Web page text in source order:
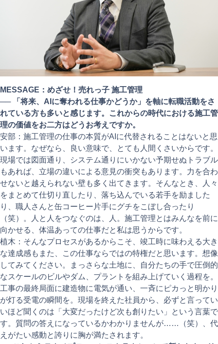
MESSAGE：めざせ！売れっ子 施工管理
──
「将来、AIに奪われる仕事かどうか」を軸に転職活動をさ
れている方も多いと感じます。これからの時代における施工管
理の価値をお二方はどうお考えですか。
安部：施工管理の仕事の本質がAIに代替されることはないと思
います。なぜなら、良い意味で、とても人間くさいからです。
現場では図面通り、システム通りにいかない予期せぬトラブル
もあれば、立場の違いによる意見の衝突もあります。力を合わ
せないと越えられない壁も多く出てきます。そんなとき、人々
をまとめて仕切り直したり、落ち込んでいる若手を励ました
り、職人さんと缶コーヒー片手にグチをこぼし合ったり
（笑）。人と人をつなぐのは、人。施工管理とはみんなを前に
向かせる、体温あっての仕事だと私は思うからです。
植木：そんなプロセスがあるからこそ、竣工時に味わえる大き
な達成感もまた、この仕事ならではの特権だと思います。想像
してみてください。まっさらな土地に、自分たちの手で圧倒的
なスケールのビルやダム、プラントを組み上げていく過程を。
工事の最終局面に建造物に電気が通い、一斉にピカっと明かり
が灯る受電の瞬間を。現場を終えた社員から、必ずと言ってい
いほど聞くのは「大変だったけど次も創りたい」という言葉で
す。質問の答えになっているかわかりませんが……（笑）、代
えがたい感動と誇りに胸が満たされます。